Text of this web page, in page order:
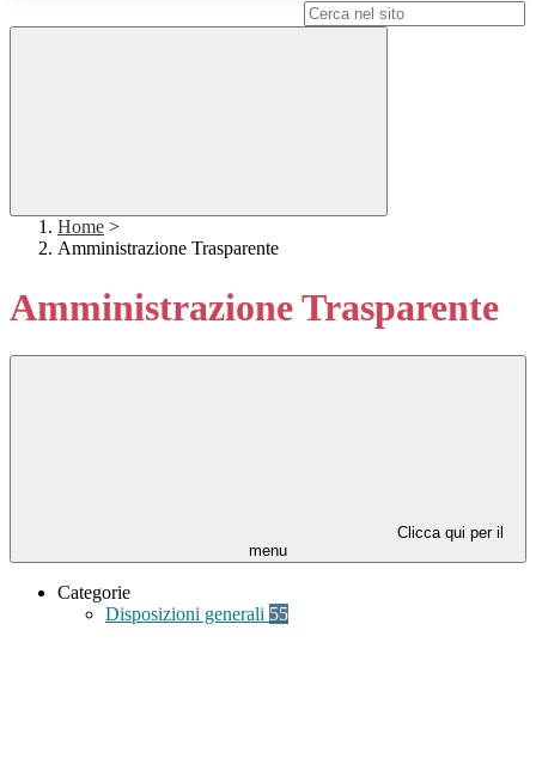
Home >
Amministrazione Trasparente
Amministrazione Trasparente
Clicca qui per il
menu
Categorie
Disposizioni generali 55